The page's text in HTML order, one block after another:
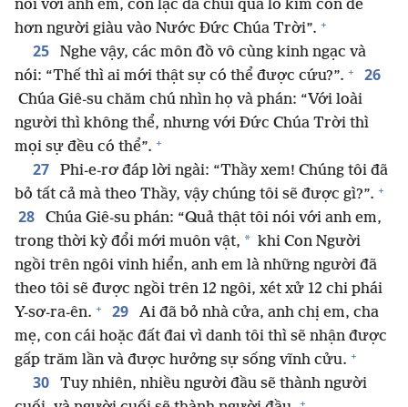
nói với anh em, con lạc đà chui qua lỗ kim còn dễ
hơn người giàu vào Nước Đức Chúa Trời”. +
25
Nghe vậy, các môn đồ vô cùng kinh ngạc và
nói: “Thế thì ai mới thật sự có thể được cứu?”. + 26
Chúa Giê-su chăm chú nhìn họ và phán: “Với loài
người thì không thể, nhưng với Đức Chúa Trời thì
mọi sự đều có thể”. +
27
Phi-e-rơ đáp lời ngài: “Thầy xem! Chúng tôi đã
bỏ tất cả mà theo Thầy, vậy chúng tôi sẽ được gì?”. +
28
Chúa Giê-su phán: “Quả thật tôi nói với anh em,
trong thời kỳ đổi mới muôn vật, * khi Con Người
ngồi trên ngôi vinh hiển, anh em là những người đã
theo tôi sẽ được ngồi trên 12 ngôi, xét xử 12 chi phái
Y-sơ-ra-ên. + 29
Ai đã bỏ nhà cửa, anh chị em, cha
mẹ, con cái hoặc đất đai vì danh tôi thì sẽ nhận được
gấp trăm lần và được hưởng sự sống vĩnh cửu. +
30
Tuy nhiên, nhiều người đầu sẽ thành người
+